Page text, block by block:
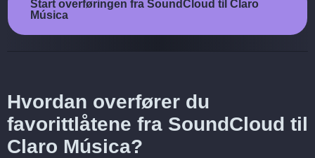
Start overføringen fra SoundCloud til Claro
Música
Hvordan overfører du
favorittlåtene fra SoundCloud til
Claro Música?